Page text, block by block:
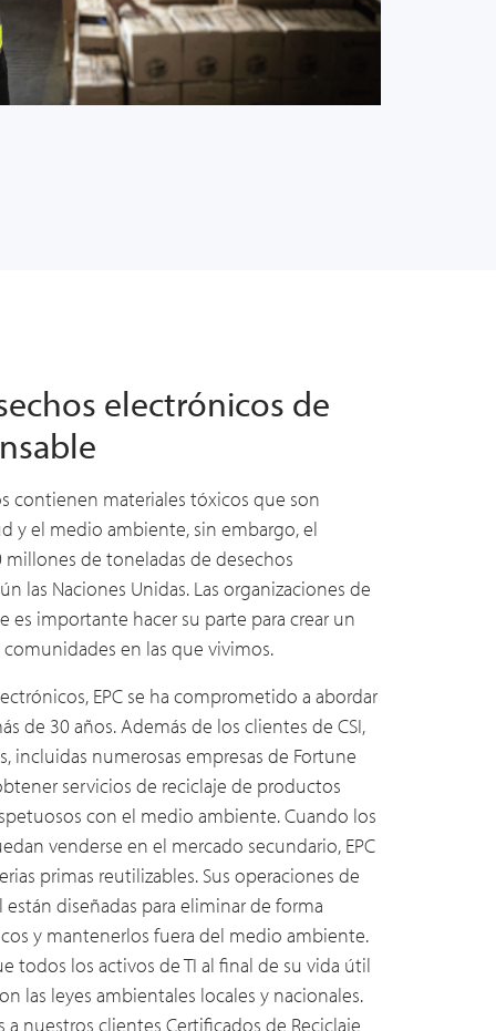
electrónicos de
contienen materiales tóxicos que son
y el medio ambiente, sin embargo, el
de toneladas de desechos
las Naciones Unidas. Las organizaciones de
importante hacer su parte para crear un
en las que vivimos.
EPC se ha comprometido a abordar
de 30 años. Además de los clientes de CSI,
incluidas numerosas empresas de Fortune
servicios de reciclaje de productos
con el medio ambiente. Cuando los
venderse en el mercado secundario, EPC
primas reutilizables. Sus operaciones de
diseñadas para eliminar de forma
y mantenerlos fuera del medio ambiente.
todos los activos de TI al final de su vida útil
las leyes ambientales locales y nacionales.
nuestros clientes Certificados de Reciclaje